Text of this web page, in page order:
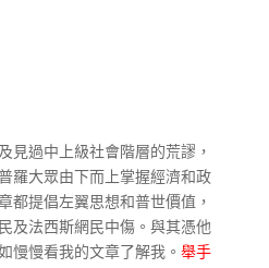
見過中上級社會階層的荒謬，
羅大眾由下而上掌握經濟和政
都提倡左翼思想和普世價值，
及法西斯網民中傷。與其憑他
慢慢看我的文章了解我。 舉手